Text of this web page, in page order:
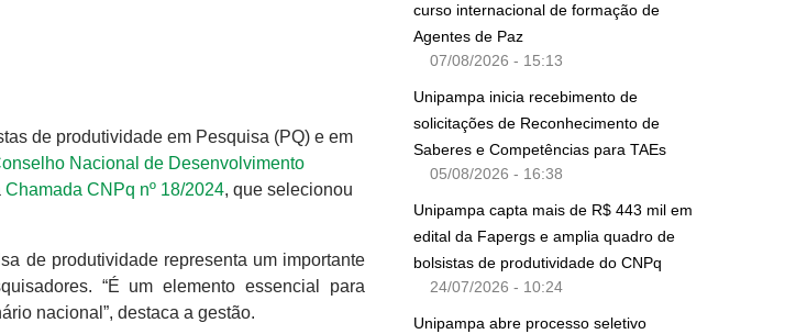
de produtividade em Pesquisa (PQ) e em
Nacional de Desenvolvimento
Chamada CNPq nº 18/2024, que selecionou
de produtividade representa um importante
“É um elemento essencial para
nacional”, destaca a gestão.
curso internacional de formação de
Agentes de Paz
07/08/2026 - 15:13
Unipampa inicia recebimento de
solicitações de Reconhecimento de
Saberes e Competências para TAEs
05/08/2026 - 16:38
Unipampa capta mais de R$ 443 mil em
edital da Fapergs e amplia quadro de
bolsistas de produtividade do CNPq
24/07/2026 - 10:24
Unipampa abre processo seletivo